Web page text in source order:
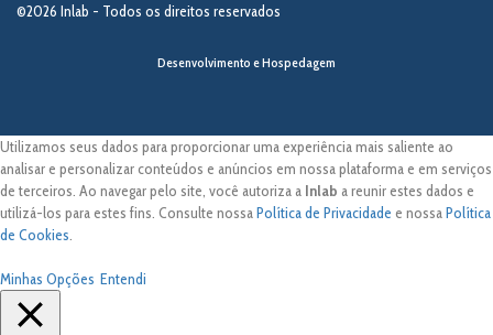
©2026 Inlab - Todos os direitos reservados
Desenvolvimento e Hospedagem
Utilizamos seus dados para proporcionar uma experiência mais saliente ao
analisar e personalizar conteúdos e anúncios em nossa plataforma e em serviços
de terceiros. Ao navegar pelo site, você autoriza a Inlab a reunir estes dados e
utilizá-los para estes fins. Consulte nossaPolítica de Privacidade e nossaPolítica
de Cookies
Minhas Opções Entendi